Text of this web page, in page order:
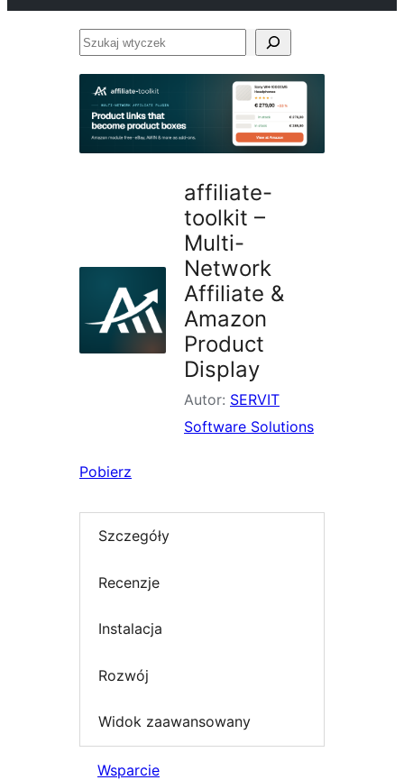
Szukaj
affiliate-
toolkit –
Multi-
Network
Affiliate &
Amazon
Product
Display
Autor: SERVIT
Software Solutions
Pobierz
Szczegóły
Recenzje
Instalacja
Rozwój
Widok zaawansowany
Wsparcie